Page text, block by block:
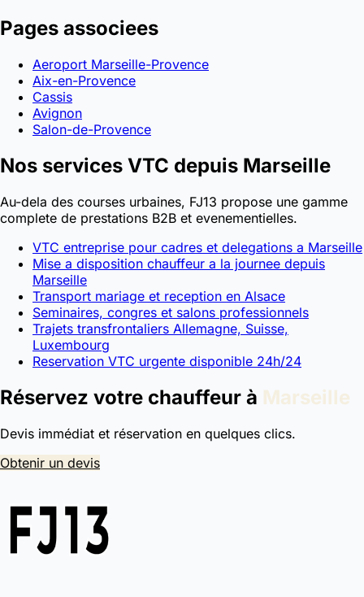
Pages associees
Aeroport Marseille-Provence
Aix-en-Provence
Cassis
Avignon
Salon-de-Provence
Nos services VTC depuis Marseille
Au-dela des courses urbaines, FJ13 propose une gamme
complete de prestations B2B et evenementielles.
VTC entreprise pour cadres et delegations a Marseille
Mise a disposition chauffeur a la journee depuis
Marseille
Transport mariage et reception en Alsace
Seminaires, congres et salons professionnels
Trajets transfrontaliers Allemagne, Suisse,
Luxembourg
Reservation VTC urgente disponible 24h/24
Réservez votre chauffeur à Marseille
Devis immédiat et réservation en quelques clics.
Obtenir un devis